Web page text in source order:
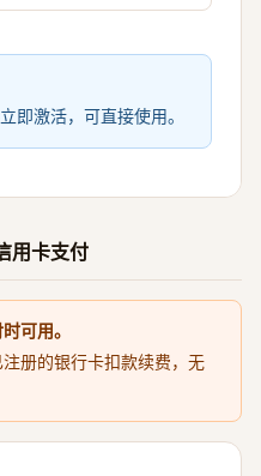
即激活，可直接使用。
用卡支付
可用。
册的银行卡扣款续费，无